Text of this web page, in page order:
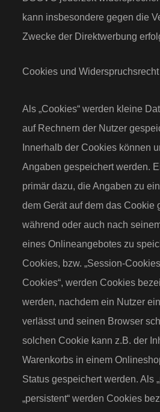
kann insbesondere gegen die
Zwecke der Direktwerbung
Cookies und
Als „Cookies“ werden kleine
auf Rechnern der Nutzer
Innerhalb der Cookies können
Angaben gespeichert werden.
primär dazu, die Angaben zu
dem Gerät auf dem das Cookie
während oder auch nach
eines Onlineangebotes zu
Cookies, bzw. „Session-
Cookies“, werden Cookies
werden, nachdem ein Nutzer
verlässt und seinen Browser
solchen Cookie kann z.B. der
Warenkorbs in einem
Status gespeichert werden. Als
„persistent“ werden Cookies